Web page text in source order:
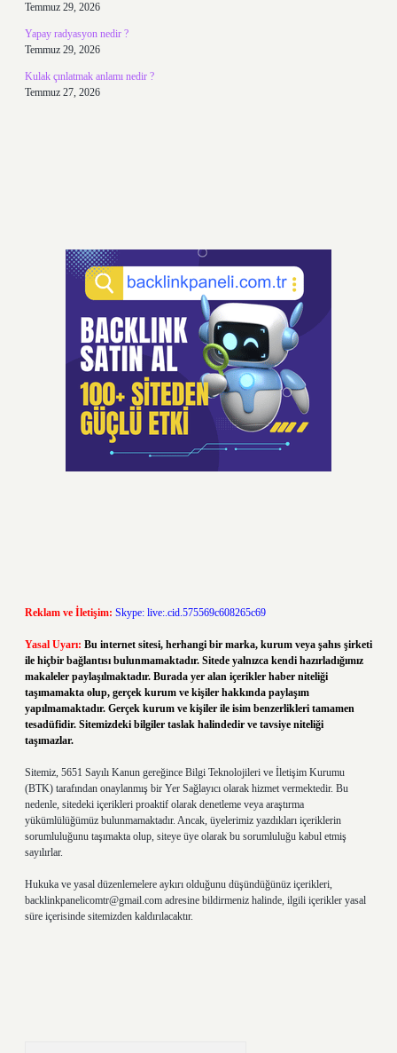
Temmuz 29, 2026
Yapay radyasyon nedir ?
Temmuz 29, 2026
Kulak çınlatmak anlamı nedir ?
Temmuz 27, 2026
Reklam ve İletişim: Skype: live:.cid.575569c608265c69
Yasal Uyarı: Bu internet sitesi, herhangi bir marka, kurum veya şahıs şirketi
ile hiçbir bağlantısı bulunmamaktadır. Sitede yalnızca kendi hazırladığımız
makaleler paylaşılmaktadır. Burada yer alan içerikler haber niteliği
taşımamakta olup, gerçek kurum ve kişiler hakkında paylaşım
yapılmamaktadır. Gerçek kurum ve kişiler ile isim benzerlikleri tamamen
tesadüfidir. Sitemizdeki bilgiler taslak halindedir ve tavsiye niteliği
taşımazlar.
Sitemiz, 5651 Sayılı Kanun gereğince Bilgi Teknolojileri ve İletişim Kurumu
(BTK) tarafından onaylanmış bir Yer Sağlayıcı olarak hizmet vermektedir. Bu
nedenle, sitedeki içerikleri proaktif olarak denetleme veya araştırma
yükümlülüğümüz bulunmamaktadır. Ancak, üyelerimiz yazdıkları içeriklerin
sorumluluğunu taşımakta olup, siteye üye olarak bu sorumluluğu kabul etmiş
sayılırlar.
Hukuka ve yasal düzenlemelere aykırı olduğunu düşündüğünüz içerikleri,
backlinkpanelicomtr@gmail.com adresine bildirmeniz halinde, ilgili içerikler yasal
süre içerisinde sitemizden kaldırılacaktır.